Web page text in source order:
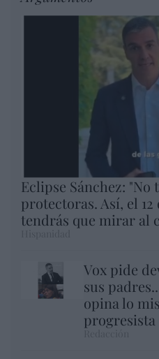
Eclipse Sánchez: "No
protectoras. Así, el 12
tendrás que mirar al
Vox pide
sus
opina lo
progresista